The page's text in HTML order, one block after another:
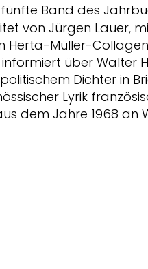
Band des
von Jürgen Lauer,
Herta-Müller-
über Walter
Dichter in
Lyrik
dem Jahre 1968